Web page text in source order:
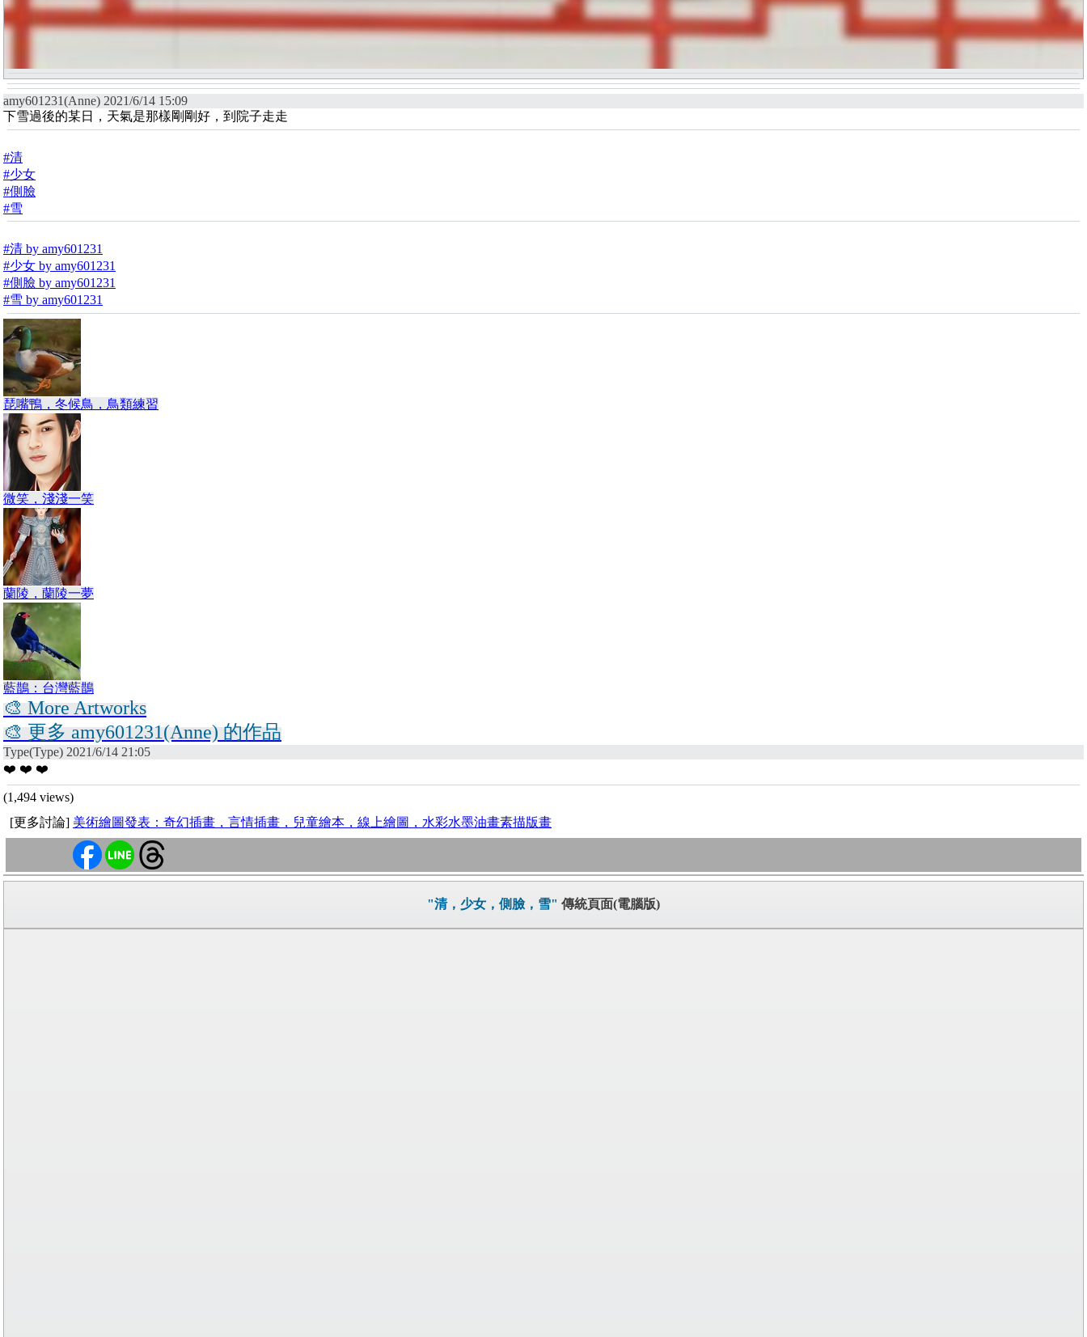
amy601231(Anne) 2021/6/14 15:09
下雪過後的某日，天氣是那樣剛剛好，到院子走走
#清
#少女
#側臉
#雪
#清 by amy601231
#少女 by amy601231
#側臉 by amy601231
#雪 by amy601231
琵嘴鴨，冬候鳥，鳥類練習
微笑，淺淺一笑
蘭陵，蘭陵一夢
藍鵲：台灣藍鵲
🎨 More Artworks
🎨 更多 amy601231(Anne) 的作品
Type(Type) 2021/6/14 21:05
❤️ ❤️ ❤️
(1,494 views)
[更多討論] 美術繪圖發表：奇幻插畫，言情插畫，兒童繪本，線上繪圖，水彩水墨油畫素描版畫
"清，少女，側臉，雪" 傳統頁面(電腦版)